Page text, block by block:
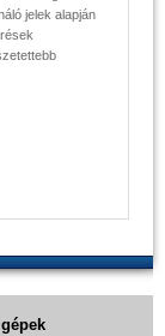
jelek alapján